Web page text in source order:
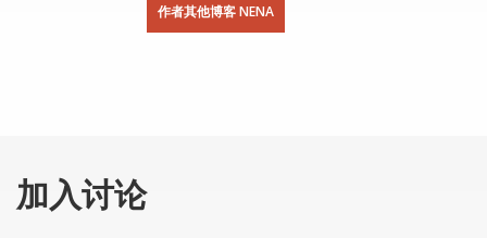
作者其他博客 NENA
加入讨论